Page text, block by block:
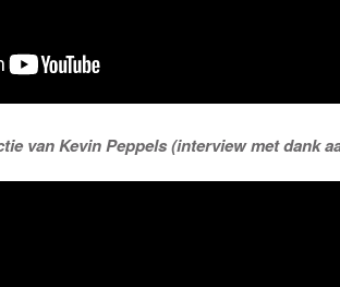
van Kevin Peppels (interview met dank